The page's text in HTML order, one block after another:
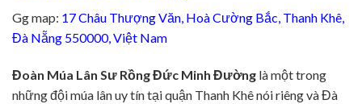
Gg map: 17 Châu Thượng Văn, Hoà Cường Bắc, Thanh Khê,
Đà Nẵng 550000, Việt Nam
Đoàn Múa Lân Sư Rồng Đức Minh Đường là một trong
những đội múa lân uy tín tại quận Thanh Khê nói riêng và Đà